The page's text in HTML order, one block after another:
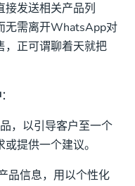
接发送相关产品列
无需离开WhatsApp对
，正可谓聊着天就把
：
，以引导客户至一个
提供一个建议。
品信息，用以个性化